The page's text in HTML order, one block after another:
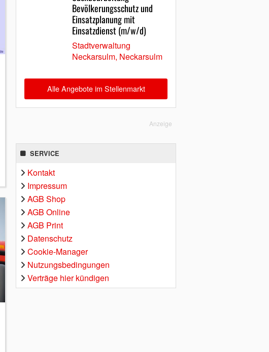
Bevölkerungsschutz und
Einsatzplanung mit
Einsatzdienst (m/w/d)
Stadtverwaltung
Neckarsulm, Neckarsulm
Alle Angebote im Stellenmarkt
Anzeige
SERVICE
Kontakt
Impressum
AGB Shop
AGB Online
AGB Print
Datenschutz
Cookie-Manager
Nutzungsbedingungen
Verträge hier kündigen